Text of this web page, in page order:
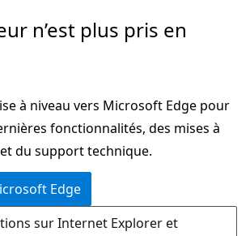
n’est plus pris en
à niveau vers Microsoft Edge pour
fonctionnalités, des mises à
du support technique.
Edge
sur Internet Explorer et